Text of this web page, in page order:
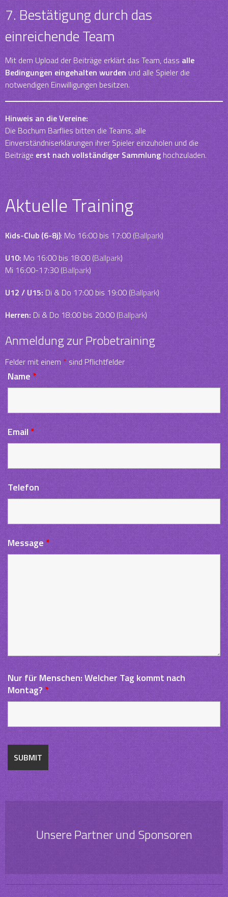
7. Bestätigung durch das
einreichende Team
Mit dem Upload der Beiträge erklärt das Team, dass alle
Bedingungen eingehalten wurden und alle Spieler die
notwendigen Einwilligungen besitzen.
Hinweis an die Vereine:
Die Bochum Barflies bitten die Teams, alle
Einverständniserklärungen ihrer Spieler einzuholen und die
Beiträge erst nach vollständiger Sammlunghochzuladen.
Aktuelle Training
Kids-Club (6-8j): Mo 16:00 bis 17:00 (Ballpark)
U10: Mo 16:00 bis 18:00 (Ballpark)
Mi 16:00-17:30 (Ballpark)
U12 / U15: Di & Do 17:00 bis 19:00 (Ballpark)
Herren: Di & Do 18:00 bis 20:00 (Ballpark)
Anmeldung zur Probetraining
Felder mit einem * sind Pflichtfelder
Name*
Email*
Telefon
Message*
Nur für Menschen: Welcher Tag kommt nach
Montag?*
Unsere Partner und Sponsoren